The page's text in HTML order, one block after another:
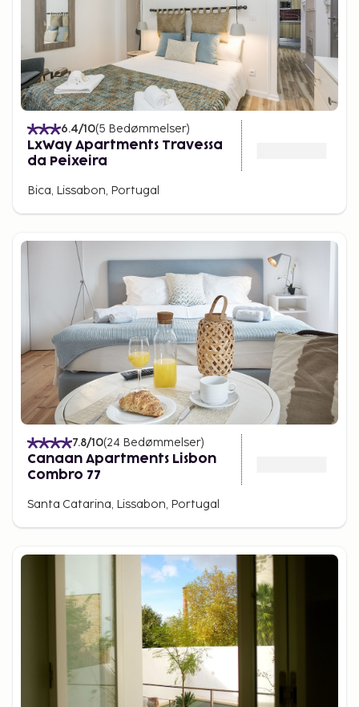
6.4/10(5 Bedømmelser)
LxWay Apartments Travessa
da Peixeira
Bica, Lissabon, Portugal
7.8/10(24 Bedømmelser)
Canaan Apartments Lisbon
Combro 77
Santa Catarina, Lissabon, Portugal